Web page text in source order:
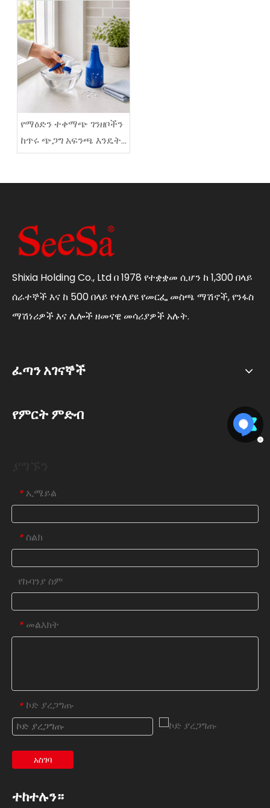
እንደሚነካ
የማዕድን ተቀማጭ ገንዘቦችን
ከጥሩ ጭጋግ አፍንጫ እንዴት
ማፅዳት እንደሚቻል
Shixia Holding Co., Ltd በ 1978 የተቋቋመ ሲሆን ከ 1,300 በላይ
ሰራተኞች እና ከ 500 በላይ የተለያዩ የመርፌ መስጫ ማሽኖች, የንፋስ
ማሽነሪዎች እና ሌሎች ዘመናዊ መሳሪያዎች አሉት.
ፈጣን አገናኞች
የምርት ምድብ
* ኢሜይል
* ስልክ
የኩባንያ ስም
* መልእክት
* ኮድ ያረጋግጡ
አስገባ
ተከተሉን።